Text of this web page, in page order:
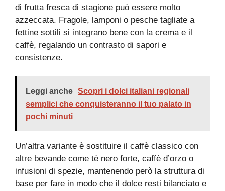
di frutta fresca di stagione può essere molto
azzeccata. Fragole, lamponi o pesche tagliate a
fettine sottili si integrano bene con la crema e il
caffè, regalando un contrasto di sapori e
consistenze.
Leggi anche Scopri i dolci italiani regionali
semplici che conquisteranno il tuo palato in
pochi minuti
Un’altra variante è sostituire il caffè classico con
altre bevande come tè nero forte, caffè d’orzo o
infusioni di spezie, mantenendo però la struttura di
base per fare in modo che il dolce resti bilanciato e